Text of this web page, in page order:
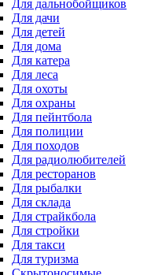
Для дальнобойщиков
Для дачи
Для детей
Для дома
Для катера
Для леса
Для охоты
Для охраны
Для пейнтбола
Для полиции
Для походов
Для радиолюбителей
Для ресторанов
Для рыбалки
Для склада
Для страйкбола
Для стройки
Для такси
Для туризма